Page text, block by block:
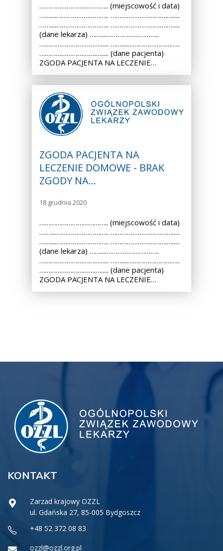
……………………………….. (miejscowość i data)
……....……………………….. ………………………….….....
……....……………………….. ………………………….….....
(dane lekarza) ……....………………………..
………………………….…..... ……....………………………..
………………………….…..... (dane pacjenta)
ZGODA PACJENTA NA LECZENIE…
ZGODA PACJENTA NA
LECZENIE DOMOWE - BRAK
ZGODY NA…
18 grudnia 2020
……………………………….. (miejscowość i data)
……....……………………….. ………………………….….....
……....……………………….. ………………………….….....
(dane lekarza) ……....………………………..
………………………….…..... ……....………………………..
………………………….…..... (dane pacjenta)
ZGODA PACJENTA NA LECZENIE…
KONTAKT
Zarzad krajowy OZZL
ul. Gdańska 27, 85-005 Bydgoszcz
+48 52 372 08 83
ozzl@ozzl.org.pl